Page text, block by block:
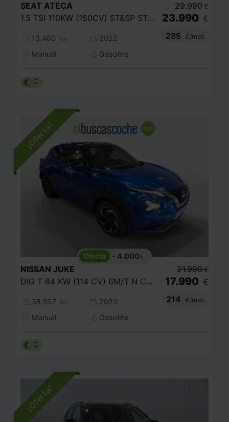
SEAT ATECA
1.5 TSI 110KW (150CV) ST&SP STYLE
13.480 km
2022
Manual
Gasolina
29.990 €
23.990 €
285
€/mes
C
- 4.000€
NISSAN JUKE
DIG T 84 KW (114 CV) 6M/T N CONNECTA
38.957 km
2023
Manual
Gasolina
21.990 €
17.990 €
214
€/mes
C